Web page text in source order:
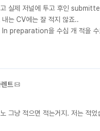
고 실제 저널에 투고 후인
내는 CV에는 잘 적지 않죠..
In preparation을 수십 개 적을 수
트
그냥 적으면 적는거지. 저는 적었